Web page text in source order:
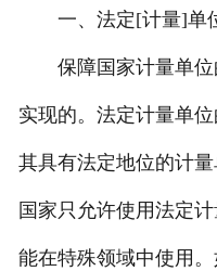
一、法定[计量]单
保障国家计量单位
实现的。法定计量单
其具有法定地位的计
国家只允许使用法定
能在特殊领域中使用